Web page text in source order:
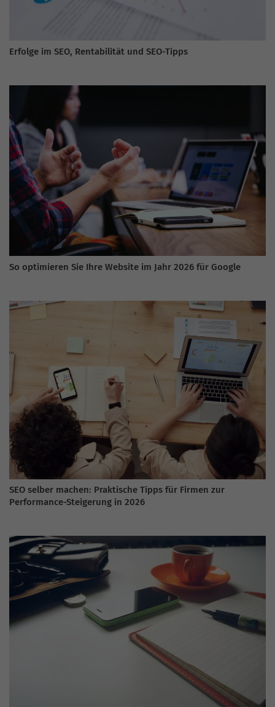
Erfolge im SEO, Rentabilität und SEO-Tipps
So optimieren Sie Ihre Website im Jahr 2026 für Google
SEO selber machen: Praktische Tipps für Firmen zur
Performance-Steigerung in 2026